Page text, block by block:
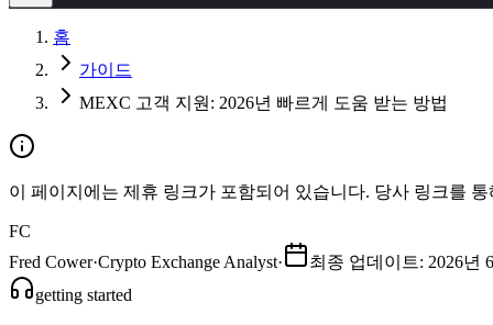
홈
가이드
MEXC 고객 지원: 2026년 빠르게 도움 받는 방법
이 페이지에는 제휴 링크가 포함되어 있습니다. 당사 링크를
FC
Fred Cower·Crypto Exchange Analyst· 최종 업데이트: 2026년
getting started